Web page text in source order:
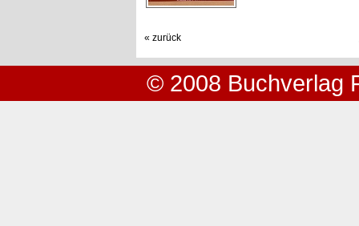
« zurück
© 2008 Buchverlag